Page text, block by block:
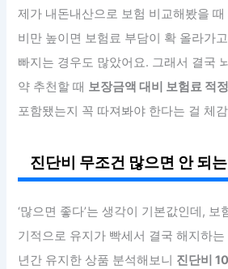
제가 내돈내산으로 보험 비교해봤을
비만 높이면 보험료 부담이 확 올라가
빠지는 경우도 많았어요. 그래서 결국
약 추천할 때 보장금액 대비 보험료 적
포함됐는지 꼭 따져봐야 한다는 걸 체
진단비 무조건 많으면 안 되
‘많으면 좋다’는 생각이 기본값인데,
기적으로 유지가 빡세서 결국 해지하
년간 유지한 상품 분석해보니 진단비